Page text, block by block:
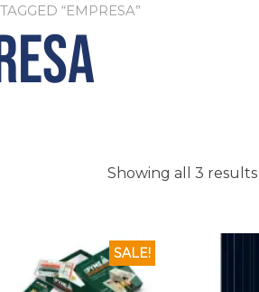
“EMPRESA”
Showing all 3 results
SALE!